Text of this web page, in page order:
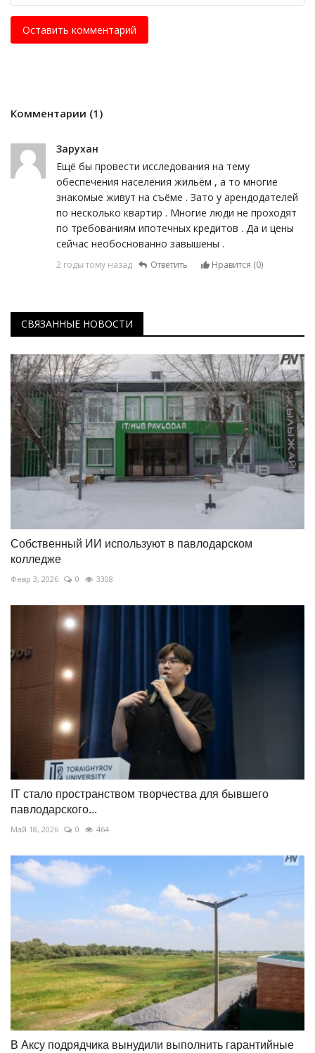
Оставить комментарий
Комментарии (1)
Зарухан
Ещё бы провести исследования на тему
обеспечения населения жильём , а то многие
знакомые живут на съёме . Зато у арендодателей
по несколько квартир . Многие люди не проходят
по требованиям ипотечных кредитов . Да и цены
сейчас необоснованно завышены .
2 годы тому назад Ответить Нравится (0)
СВЯЗАННЫЕ НОВОСТИ
Собственный ИИ используют в павлодарском
колледже
Февр 3, 2026 0 3308
IT стало пространством творчества для бывшего
павлодарского...
Май 18, 2026 0 464
В Аксу подрядчика вынудили выполнить гарантийные